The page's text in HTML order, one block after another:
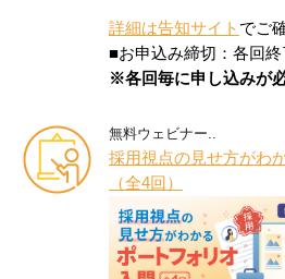
詳細は告知サイト でご
■お申込み締切：各回終
※各回毎に申し込みが必
無料ウェビナー..
採用視点の見せ方がわ
（全4回）